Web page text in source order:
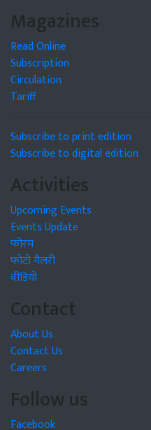
Magazines
Read Online
Subscription
Circulation
Tariff
Subscribe to print edition
Subscribe to digital edition
Activities
Upcoming Events
Events Update
फोरम
फोटो गैलरी
वीडियो
Contact
About Us
Contact Us
Careers
Follow us
Facebook